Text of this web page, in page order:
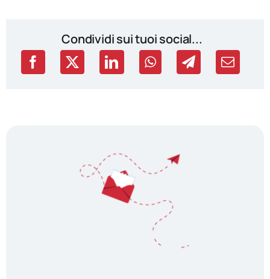
Condividi sui tuoi social...